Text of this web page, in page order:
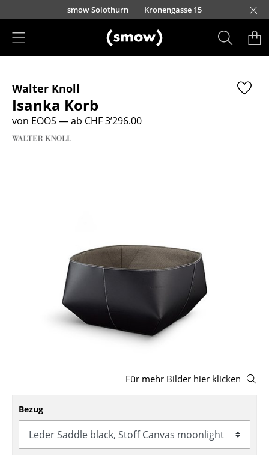
Direkt zum Inhaltsmow Solothurn Kronengasse 15
Sitzmöbel
Esszimmerstühle
Sofas
Barhocker
Bänke & Liegen
Schaukelstühle
Bürodrehstühle
Walter Knoll
Isanka Korb
von EOOS — ab CHF 3’296.00
Für mehr Bilder hier klicken
Bezug